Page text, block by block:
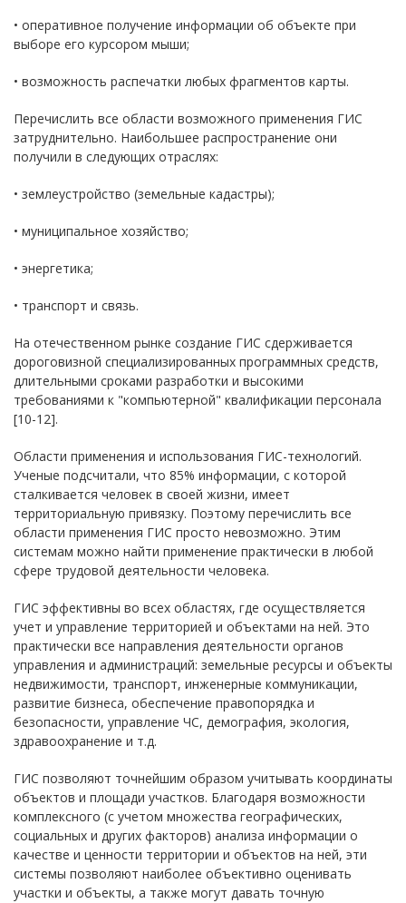
• оперативное получение информации об объекте при
выборе его курсором мыши;
• возможность распечатки любых фрагментов карты.
Перечислить все области возможного применения ГИС
затруднительно. Наибольшее распространение они
получили в следующих отраслях:
• землеустройство (земельные кадастры);
• муниципальное хозяйство;
• энергетика;
• транспорт и связь.
На отечественном рынке создание ГИС сдерживается
дороговизной специализированных программных средств,
длительными сроками разработки и высокими
требованиями к "компьютерной" квалификации персонала
[10-12].
Области применения и использования ГИС-технологий.
Ученые подсчитали, что 85% информации, с которой
сталкивается человек в своей жизни, имеет
территориальную привязку. Поэтому перечислить все
области применения ГИС просто невозможно. Этим
системам можно найти применение практически в любой
сфере трудовой деятельности человека.
ГИС эффективны во всех областях, где осуществляется
учет и управление территорией и объектами на ней. Это
практически все направления деятельности органов
управления и администраций: земельные ресурсы и объекты
недвижимости, транспорт, инженерные коммуникации,
развитие бизнеса, обеспечение правопорядка и
безопасности, управление ЧС, демография, экология,
здравоохранение и т.д.
ГИС позволяют точнейшим образом учитывать координаты
объектов и площади участков. Благодаря возможности
комплексного (с учетом множества географических,
социальных и других факторов) анализа информации о
качестве и ценности территории и объектов на ней, эти
системы позволяют наиболее объективно оценивать
участки и объекты, а также могут давать точную